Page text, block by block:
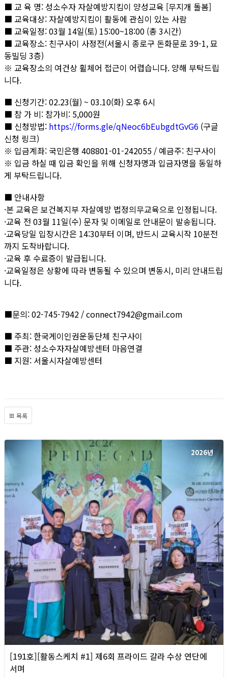
■ 교 육 명: 성소수자 자살예방지킴이 양성교육 [무지개 돌봄]
■ 교육대상: 자살예방지킴이 활동에 관심이 있는 사람
■ 교육일정: 03월 14일(토) 15:00~18:00 (총 3시간)
■ 교육장소: 친구사이 사정전(서울시 종로구 돈화문로 39-1, 묘
동빌딩 3층)
※ 교육장소의 여건상 휠체어 접근이 어렵습니다. 양해 부탁드립
니다.
■ 신청기간: 02.23(월) ~ 03.10(화) 오후 6시
■ 참 가 비: 참가비: 5,000원
■ 신청방법: https://forms.gle/qNeoc6bEubgdtGvG6 (구글
신청 링크)
※ 입금계좌: 국민은행 408801-01-242055 / 예금주: 친구사이
※ 입금 하실 때 입금 확인을 위해 신청자명과 입금자명을 동일하
게 부탁드립니다.
■ 안내사항
·본 교육은 보건복지부 자살예방 법정의무교육으로 인정됩니다.
·교육 전 03월 11일(수) 문자 및 이메일로 안내문이 발송됩니다.
·교육당일 입장시간은 14:30부터 이며, 반드시 교육시작 10분전
까지 도착바랍니다.
·교육 후 수료증이 발급됩니다.
·교육일정은 상황에 따라 변동될 수 있으며 변동시, 미리 안내드립
니다.
■문의: 02-745-7942 / connect7942@gmail.com
■ 주최: 한국게이인권운동단체 친구사이
■ 주관: 성소수자자살예방센터 마음연결
■ 지원: 서울시자살예방센터
목록
2026년
[191호][활동스케치 #1] 제6회 프라이드 갈라 수상 연단에
서며